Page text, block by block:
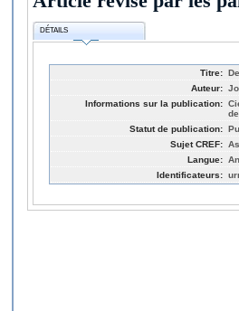
DÉTAILS
Titre:
Auteur:
Informations sur la publication:
Statut de publication:
Sujet CREF:
Langue:
Identificateurs: